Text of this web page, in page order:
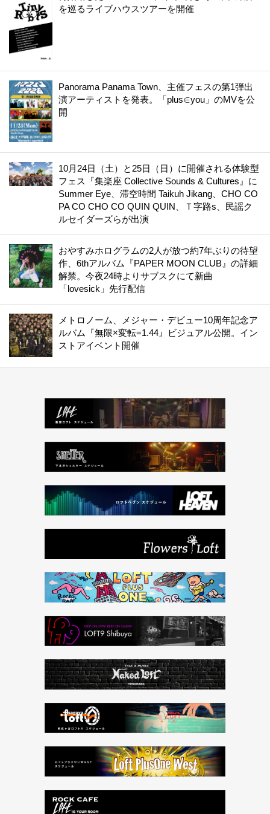
を巡るライブハウスツアーを開催
Panorama Panama Town、主催フェスの第1弾出
演アーティストを発表。「plus∈you」のMVを公
開
10月24日（土）と25日（日）に開催される体験型
フェス『集楽座 Collective Sounds & Cultures』に
Summer Eye、滞空時間 Taikuh Jikang、CHO CO
PA CO CHO CO QUIN QUIN、Ｔ字路s、民謡ク
ルセイダーズらが出演
おやすみホログラムの2人が放つ約7年ぶりの待望
作、6thアルバム『PAPER MOON CLUB』の詳細
解禁。今夜24時よりサブスクにて新曲
「lovesick」先行配信
メトロノーム、メジャー・デビュー10周年記念ア
ルバム『無限×変転=1.44』ビジュアル公開。イン
ストアイベント開催